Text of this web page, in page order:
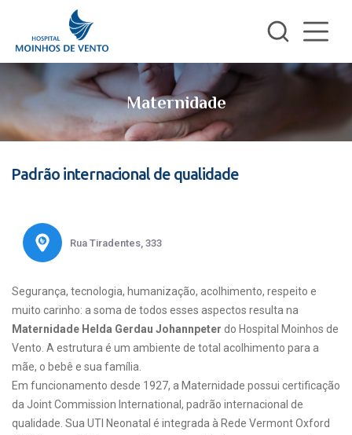
Maternidade
Padrão internacional de qualidade
Rua Tiradentes, 333
Segurança, tecnologia, humanização, acolhimento, respeito e
muito carinho: a soma de todos esses aspectos resulta na
Maternidade Helda Gerdau Johannpeter do Hospital Moinhos de
Vento. A estrutura é um ambiente de total acolhimento para a
mãe, o bebê e sua família.
Em funcionamento desde 1927, a Maternidade possui certificação
da Joint Commission International, padrão internacional de
qualidade. Sua UTI Neonatal é integrada à Rede Vermont Oxford